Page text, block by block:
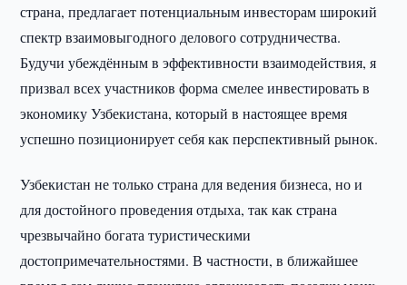
страна, предлагает потенциальным инвесторам широкий
спектр взаимовыгодного делового сотрудничества.
Будучи убеждённым в эффективности взаимодействия, я
призвал всех участников форма смелее инвестировать в
экономику Узбекистана, который в настоящее время
успешно позиционирует себя как перспективный рынок.
Узбекистан не только страна для ведения бизнеса, но и
для достойного проведения отдыха, так как страна
чрезвычайно богата туристическими
достопримечательностями. В частности, в ближайшее